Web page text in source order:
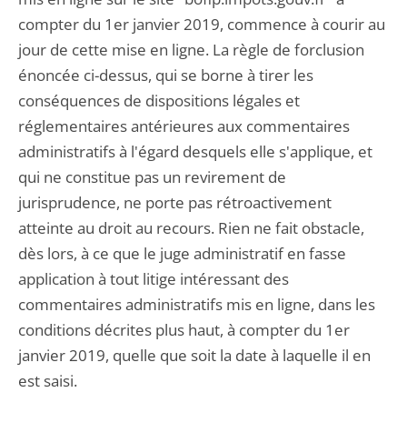
compter du 1er janvier 2019, commence à courir au
jour de cette mise en ligne. La règle de forclusion
énoncée ci-dessus, qui se borne à tirer les
conséquences de dispositions légales et
réglementaires antérieures aux commentaires
administratifs à l'égard desquels elle s'applique, et
qui ne constitue pas un revirement de
jurisprudence, ne porte pas rétroactivement
atteinte au droit au recours. Rien ne fait obstacle,
dès lors, à ce que le juge administratif en fasse
application à tout litige intéressant des
commentaires administratifs mis en ligne, dans les
conditions décrites plus haut, à compter du 1er
janvier 2019, quelle que soit la date à laquelle il en
est saisi.